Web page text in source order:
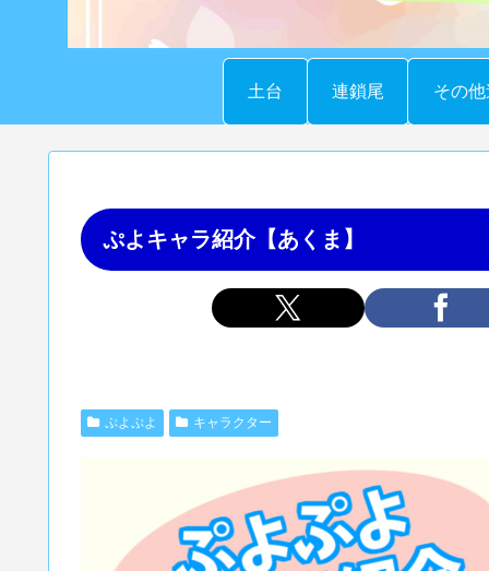
土台 連鎖尾 その
ぷよキャラ紹介【あくま】
ぷよぷよ キャラクター